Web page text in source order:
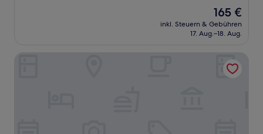
Der
Preis
beträgt
165 €
inkl. Steuern & Gebühren
17. Aug.–18. Aug.